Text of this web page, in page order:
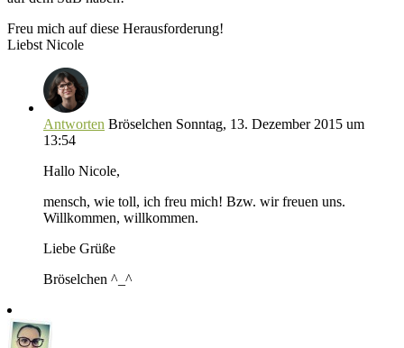
Freu mich auf diese Herausforderung!
Liebst Nicole
Antworten Bröselchen Sonntag, 13. Dezember 2015 um
13:54
Hallo Nicole,
mensch, wie toll, ich freu mich! Bzw. wir freuen uns.
Willkommen, willkommen.
Liebe Grüße
Bröselchen ^_^